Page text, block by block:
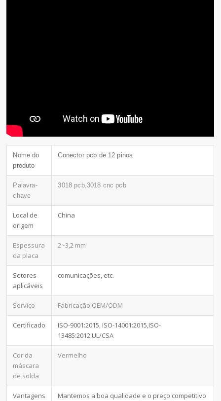
Nome do
produto
Conector pcb de 12 pinos
Palavra-
chave
3018 pcb,3018 cnc pcb
Local de
origem
China
Espessura
da placa
2~3,2 mm
Setores
aplicáveis
comunicações, etc.
Serviço Fabricação OEM/ODM
Certificado
ISO-9001:2015, ISO-14001:2015,ISO-
13485:2012.UL/CSA
Cor da
máscara
de solda
Vermelho
Vantagens
Mantemos a boa qualidade e o preço competitivo